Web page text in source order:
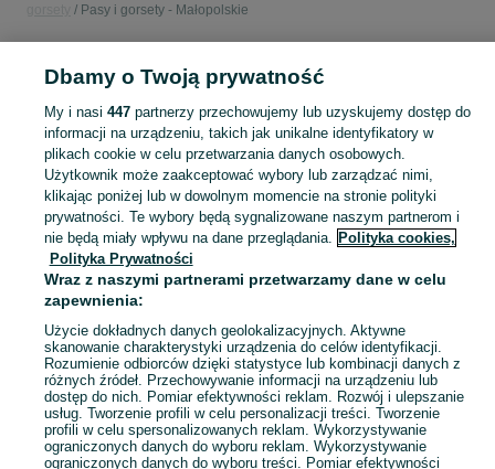
Pasy i gorsety - Małopolskie
POLSKA » MAŁOPOLSKIE
KATEGORIA
Sprzedaż pasów i gorsetów ortopedycznych Małopolskie ▶️ Produkty lędźwiowe i korekcyjne ✅ Nowe i używane w atrakcyjnych cenach ☝ Znajdź oferty na OLX.pl! Zobacz
Mapa kategorii
Mapa miejscowości
Mapa ministron
Popularne wyszukiwania
Dbamy o Twoją prywatność
My i nasi 447partnerzy przechowujemy lub uzyskujemy dostęp do
informacji na urządzeniu, takich jak unikalne identyfikatory w
plikach cookie w celu przetwarzania danych osobowych.
Użytkownik może zaakceptować wybory lub zarządzać nimi,
klikając poniżej lub w dowolnym momencie na stronie polityki
prywatności. Te wybory będą sygnalizowane naszym partnerom i
nie będą miały wpływu na dane przeglądania. Polityka cookies,
Polityka Prywatności
Wraz z naszymi partnerami przetwarzamy dane w celu
zapewnienia:
Użycie dokładnych danych geolokalizacyjnych. Aktywne
skanowanie charakterystyki urządzenia do celów identyfikacji.
Rozumienie odbiorców dzięki statystyce lub kombinacji danych z
różnych źródeł. Przechowywanie informacji na urządzeniu lub
dostęp do nich. Pomiar efektywności reklam. Rozwój i ulepszanie
usług. Tworzenie profili w celu personalizacji treści. Tworzenie
profili w celu spersonalizowanych reklam. Wykorzystywanie
ograniczonych danych do wyboru reklam. Wykorzystywanie
ograniczonych danych do wyboru treści. Pomiar efektywności